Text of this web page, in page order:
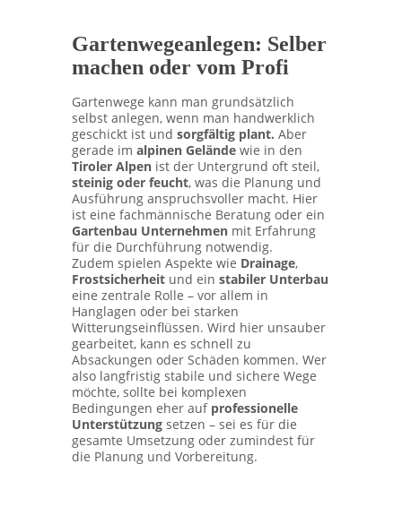
Gartenwegeanlegen: Selber
machen oder vom Profi
Gartenwege kann man grundsätzlich
selbst anlegen, wenn man handwerklich
geschickt ist und sorgfältig plant. Aber
gerade im alpinen Gelände wie in den
Tiroler Alpen ist der Untergrund oft steil,
steinig oder feucht, was die Planung und
Ausführung anspruchsvoller macht. Hier
ist eine fachmännische Beratung oder ein
Gartenbau Unternehmen mit Erfahrung
für die Durchführung notwendig.
Zudem spielen Aspekte wie Drainage,
Frostsicherheit und ein stabiler Unterbau
eine zentrale Rolle – vor allem in
Hanglagen oder bei starken
Witterungseinflüssen. Wird hier unsauber
gearbeitet, kann es schnell zu
Absackungen oder Schäden kommen. Wer
also langfristig stabile und sichere Wege
möchte, sollte bei komplexen
Bedingungen eher auf professionelle
Unterstützung setzen – sei es für die
gesamte Umsetzung oder zumindest für
die Planung und Vorbereitung.